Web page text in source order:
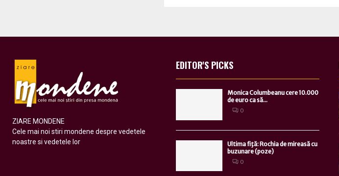
ZIARE MONDENE
Cele mai noi stiri mondene despre vedetele
noastre si vedetele lor
EDITOR'S PICKS
Monica Columbeanu cere 10.000
de euro ca să...
0
Ultima fiţă: Rochia de mireasă cu
buzunare (poze)
0